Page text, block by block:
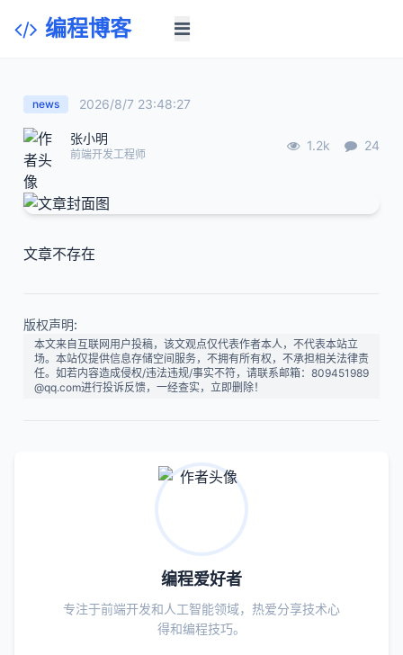
编程博客
news 2026/8/7 23:48:27
张小明
前端开发工程师
1.2k 24
文章不存在
版权声明:
本文来自互联网用户投稿，该文观点仅代表作者本人，不代表本站立
场。本站仅提供信息存储空间服务，不拥有所有权，不承担相关法律责
任。如若内容造成侵权/违法违规/事实不符，请联系邮箱：809451989
@qq.com进行投诉反馈，一经查实，立即删除！
编程爱好者
专注于前端开发和人工智能领域，热爱分享技术心
得和编程技巧。